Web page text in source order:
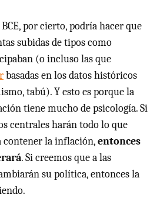
por cierto, podría hacer que
subidas de tipos como
(o incluso las que
basadas en los datos históricos
tabú). Y esto es porque la
tiene mucho de psicología. Si
centrales harán todo lo que
contener la inflación,entonces
. Si creemos que a las
su política, entonces la